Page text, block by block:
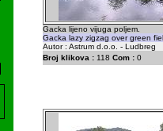
Gacka lijeno vijuga poljem.
Gacka lazy zigzag over green
Autor : Astrum d.o.o. - Ludbreg
Broj klikova : 118 Com : 0